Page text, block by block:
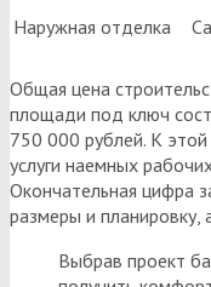
Наружная отделка
Общая цена
площади под ключ
750 000 рублей. К
услуги наемных
Окончательная цифра
размеры и планировку,
Выбрав проект